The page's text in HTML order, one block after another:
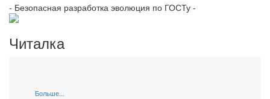
- Безопасная разработка эволюция по ГОСТу -
Читалка
Больше...